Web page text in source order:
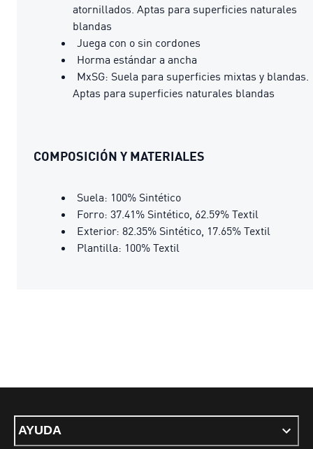
atornillados. Aptas para superficies naturales
blandas
Juega con o sin cordones
Horma estándar a ancha
MxSG: Suela para superficies mixtas y blandas.
Aptas para superficies naturales blandas
COMPOSICIÓN Y MATERIALES
Suela: 100% Sintético
Forro: 37.41% Sintético, 62.59% Textil
Exterior: 82.35% Sintético, 17.65% Textil
Plantilla: 100% Textil
AYUDA